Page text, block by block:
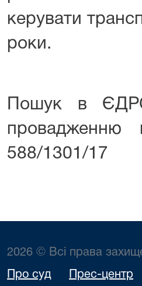
керувати
роки.
Пошук в
провадженню
588/1301/17
2026 © Всі права
Про суд Прес-центр